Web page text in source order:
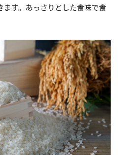
す。あっさりとした食味で食